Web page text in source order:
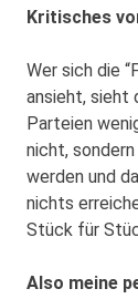
Kritisches
Wer sich die
ansieht, sieht
Parteien
nicht,
werden und
nichts
Stück für
Also meine